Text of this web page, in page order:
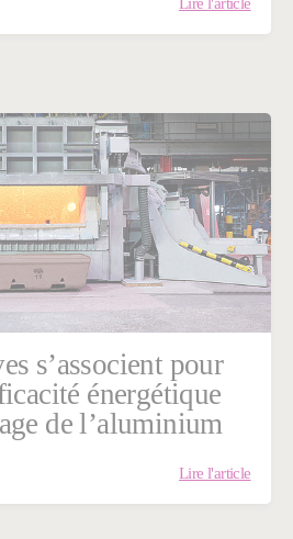
s’associent pour
énergétique
de l’aluminium
Lire l'article